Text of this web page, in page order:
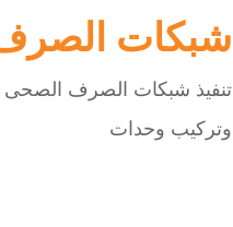
شبكات
تنفيذ شبكات الصرف الصحى
وتركيب وحدات